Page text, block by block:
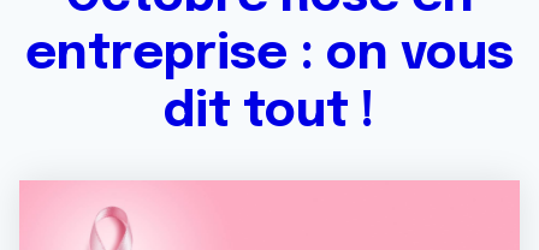
entreprise : on vous
dit tout !